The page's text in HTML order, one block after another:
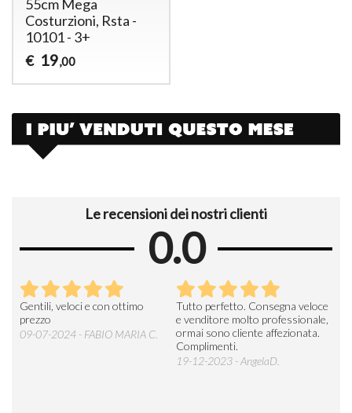
55cm Mega
Costurzioni, Rsta -
10101 - 3+
€ 19,00
Le recensioni dei nostri clienti
0.0
Gentili, veloci e con ottimo
prezzo
09-07-2024 - FABIO MARIA C.
Tutto perfetto. Consegna veloce
e venditore molto professionale,
ormai sono cliente affezionata.
Complimenti.
19-12-2023 - AngelaD.